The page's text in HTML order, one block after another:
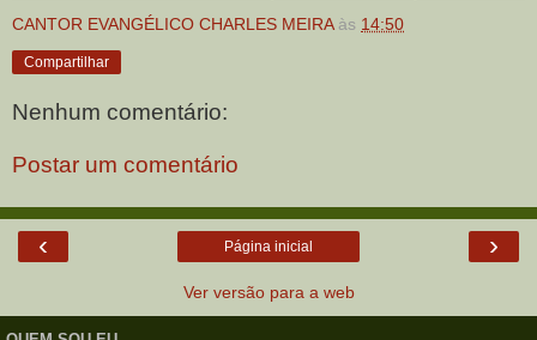
CANTOR EVANGÉLICO CHARLES MEIRA às 14:50
Compartilhar
Nenhum comentário:
Postar um comentário
‹ ›
Página inicial
Ver versão para a web